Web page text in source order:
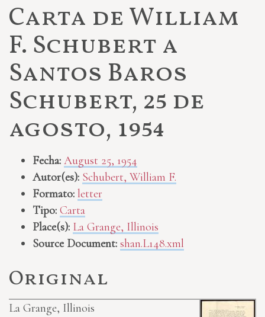
Carta de William
F. Schubert a
Santos Baros
Schubert, 25 de
agosto, 1954
Fecha: August 25, 1954
Autor(es): Schubert, William F.
Formato: letter
Tipo: Carta
Place(s): La Grange, Illinois
Source Document: shan.L148.xml
Original
La Grange, Illinois